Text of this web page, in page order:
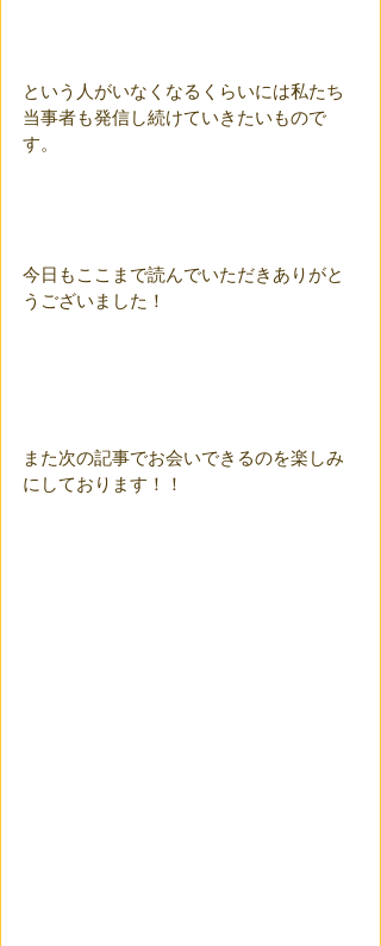
という人がいなくなるくらいには私たち
当事者も発信し続けていきたいもので
す。
今日もここまで読んでいただきありがと
うございました！
また次の記事でお会いできるのを楽しみ
にしております！！